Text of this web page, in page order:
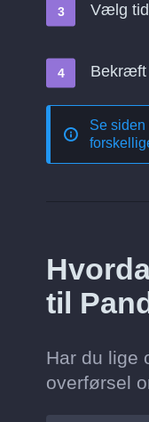
Vælg
Bekræft
Se siden
til
Har du lige
overførsel